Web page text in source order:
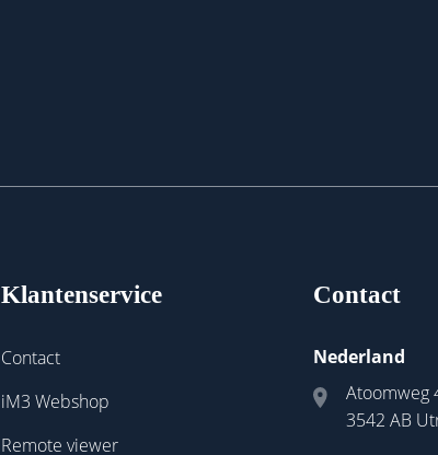
Klantenservice
Contact
iM3 Webshop
Remote viewer
Contact
Nederland
Atoomweg
3542 AB